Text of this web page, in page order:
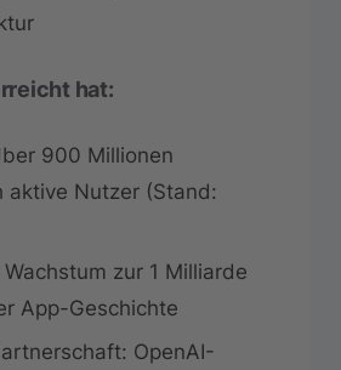
hat:
900 Millionen
aktive Nutzer (Stand:
zur 1 Milliarde
App-Geschichte
OpenAI-